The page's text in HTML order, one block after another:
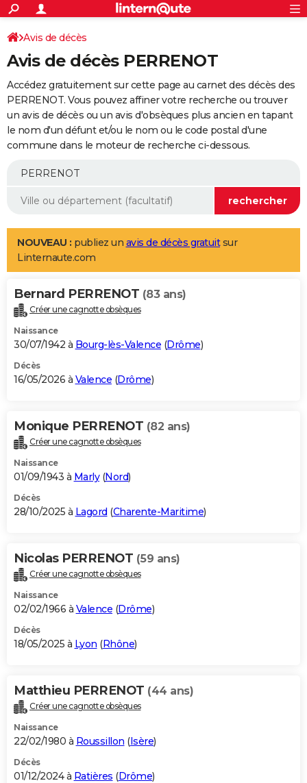
ACTUALITÉS
Politique
Société
Faits Divers
Education
Monde
Villes
+
SPORT
Coupe du monde 2026
Football
Tennis
Cyclisme
Rugby
Forum
Programme TV
TNT
Streaming
Cinéma
Sorties cinéma
Musique
+
FINANCE
Impôts
Immobilier
Risques naturels par ville
Banque
Assurance
Crédit
AUTO
Essais
Réserver un essai
Citadines
Berlines
SUV
Forum auto
+
Mobiles
Meilleur smartphone
Internet
Ordinateurs
Jeux vidéo
Guide high-tech
Aménagement intérieur
LIFESTYLE
Art de vivre
Bien-être
Loisirs
Mode
Modes de vie
Alimentation
Guide de la santé
Maladies
Médicaments
Sommeil
VOYAGE
Destinations
City break
Voyage nature
Voyage de noces
Forum
Climat
+PHOTO
GUIDES D'ACHAT
BONS PLANS
Carte de Noël
Carte Bonne année
Carte Saint-Valentin
Carte Pâques
Carte d'anniversaire
DICTIONNAIRE
Dictionnaire
Biographies
Citations
Expressions
Proverbes
PROGRAMME TV
S'inscrire
Se connecter
Lycées
Collèges
Primaires
Universités
Entreprises
Service militaire
Avis de recherche
AVIS DE DÉCÈS
Bricolage
Lifestyle
Culture
Sport
Auto
Television
Voyage
Cinema
Avis de décès
Avis de décès PERRENOT
Accédez gratuitement sur cette page au carnet des décès des
PERRENOT. Vous pouvez affiner votre recherche ou trouver
un avis de décès ou un avis d'obsèques plus ancien en tapant
le nom d'un défunt et/ou le nom ou le code postal d'une
commune dans le moteur de recherche ci-dessous.
NOUVEAU : publiez un avis de décès gratuitsur
Linternaute.com
Bernard PERRENOT (83 ans)
Créer une cagnotte obsèques
Naissance
30/07/1942 à Bourg-lès-Valence (Drôme)
Décès
16/05/2026 à Valence (Drôme)
Monique PERRENOT (82 ans)
Créer une cagnotte obsèques
Naissance
01/09/1943 à Marly(Nord)
Décès
28/10/2025 à Lagord (Charente-Maritime)
Nicolas PERRENOT (59 ans)
Créer une cagnotte obsèques
Naissance
02/02/1966 à Valence (Drôme)
Décès
18/05/2025 à Lyon (Rhône)
Matthieu PERRENOT (44 ans)
Créer une cagnotte obsèques
Naissance
22/02/1980 à Roussillon (Isère)
Décès
01/12/2024 à Ratières (Drôme)